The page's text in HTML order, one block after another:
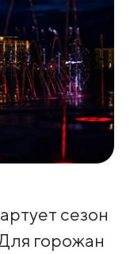
сезон
горожан